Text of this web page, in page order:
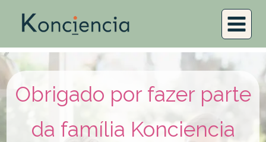
Obrigado por fazer parte
da família Konciencia